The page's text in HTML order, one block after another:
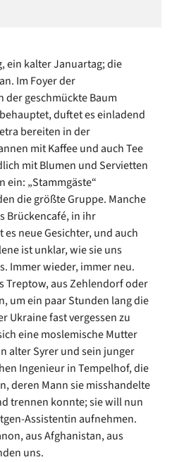
ein kalter Januartag; die
Im Foyer der
der geschmückte Baum
duftet es einladend
bereiten in der
mit Kaffee und auch Tee
mit Blumen und Servietten
ein: „Stammgäste“
die größte Gruppe. Manche
Brückencafé, in ihr
neue Gesichter, und auch
ist unklar, wie sie uns
Immer wieder, immer neu.
Treptow, aus Zehlendorf oder
um ein paar Stunden lang die
Ukraine fast vergessen zu
eine moslemische Mutter
alter Syrer und sein junger
Ingenieur in Tempelhof, die
deren Mann sie misshandelte
trennen konnte; sie will nun
Assistentin aufnehmen.
aus Afghanistan, aus
uns.